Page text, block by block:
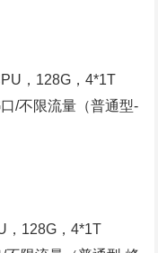
，128G，4*1T
/不限流量（普通型-
，128G，4*1T